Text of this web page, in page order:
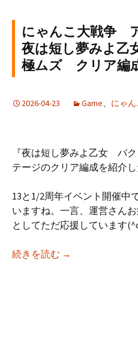
にゃんこ大戦争
夜は短し夢みよ
極ムズ クリア編
2026-04-23 Game、 にゃ
『夜は短し夢みよ乙女 バ
テージのクリア編成を紹介
13と1/2周年イベント開催中
いますね。一言、運営さん
としてただ応援しています
続きを読む にゃんこ大戦
→